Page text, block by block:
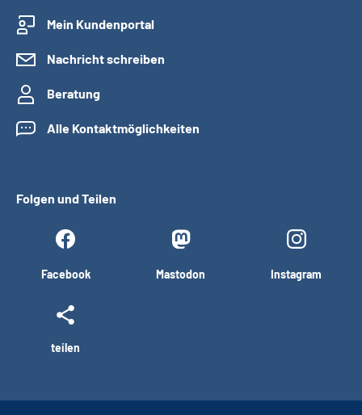
Mein Kundenportal
Nachricht schreiben
Beratung
Alle Kontaktmöglichkeiten
Folgen und Teilen
Facebook Mastodon Instagram
teilen